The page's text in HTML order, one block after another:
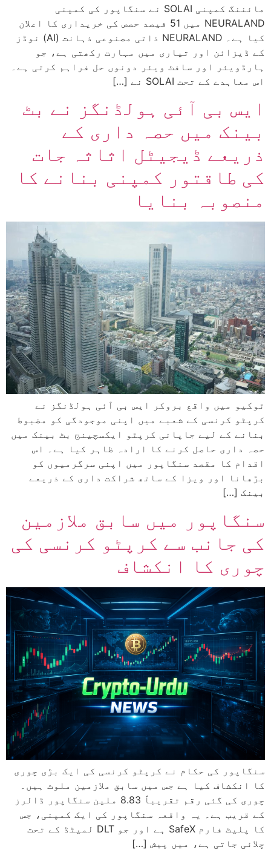
مائننگ کمپنی SOLAI نے سنگاپور کی کمپنی
NEURALAND میں 51 فیصد حصص کی خریداری کا اعلان
کیا ہے۔ NEURALAND ذاتی مصنوعی ذہانت (AI) نوڈز
کے ڈیزائن اور تیاری میں مہارت رکھتی ہے، جو
ہارڈویئر اور سافٹ ویئر دونوں حل فراہم کرتی ہے۔
اس معاہدے کے تحت SOLAI نے […]
ایس بی آئی ہولڈنگز نے بٹ
بینک میں حصہ داری کے
ذریعے ڈیجیٹل اثاثہ جات
کی طاقتور کمپنی بنانے کا
منصوبہ بنایا
ٹوکیو میں واقع بروکر ایس بی آئی ہولڈنگز نے
کرپٹو کرنسی کے شعبے میں اپنی موجودگی کو مضبوط
بنانے کے لیے جاپانی کرپٹو ایکسچینج بٹ بینک میں
حصہ داری حاصل کرنے کا ارادہ ظاہر کیا ہے۔ اس
اقدام کا مقصد سنگاپور میں اپنی سرگرمیوں کو
بڑھانا اور ویزا کے ساتھ شراکت داری کے ذریعے
بینک […]
سنگاپور میں سابق ملازمین
کی جانب سے کرپٹو کرنسی کی
چوری کا انکشاف
سنگاپور کی حکام نے کرپٹو کرنسی کی ایک بڑی چوری
کا انکشاف کیا ہے جس میں سابق ملازمین ملوث ہیں۔
چوری کی گئی رقم تقریباً 8.83 ملین سنگاپور ڈالرز
کے قریب ہے۔ یہ واقعہ سنگاپور کی ایک کمپنی، جس
کا پلیٹ فارم SafeX ہے اور جو DLT لمیٹڈ کے تحت
چلائی جاتی ہے، میں پیش […]